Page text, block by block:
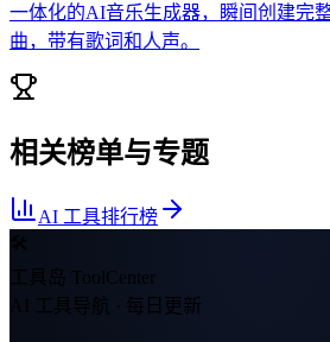
一体化的AI音乐生成器，瞬间创建完
曲，带有歌词和人声。
相关榜单与专题
AI 工具排行榜
🛠
工具岛 ToolCenter
AI 工具导航 · 每日更新